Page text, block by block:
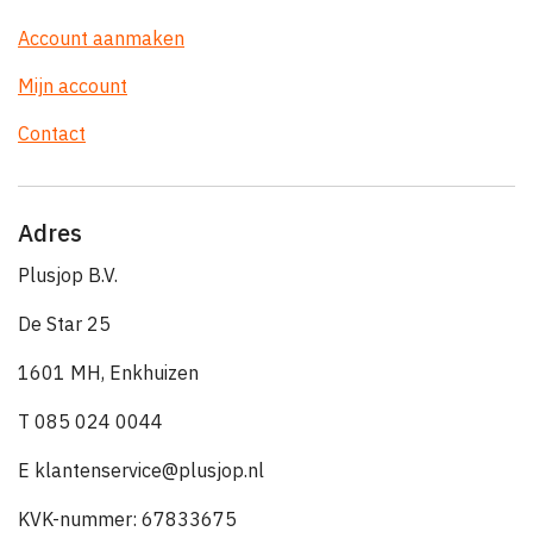
Account aanmaken
Mijn account
Contact
Adres
Plusjop B.V.
De Star 25
1601 MH, Enkhuizen
T 085 024 0044
E klantenservice@plusjop.nl
KVK-nummer: 67833675